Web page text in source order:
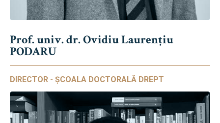
Prof. univ. dr. Ovidiu Laurențiu
PODARU
DIRECTOR - ȘCOALA DOCTORALĂ DREPT